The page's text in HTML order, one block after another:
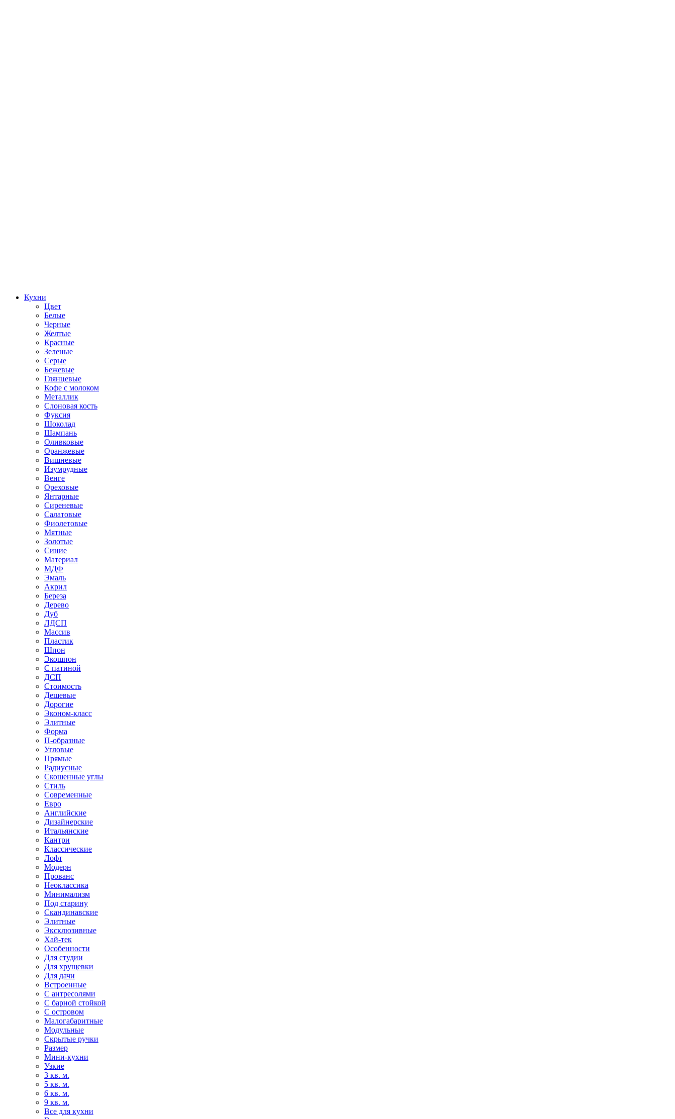
Кухни
Цвет
Белые
Черные
Желтые
Красные
Зеленые
Серые
Бежевые
Глянцевые
Кофе с молоком
Металлик
Слоновая кость
Фуксия
Шоколад
Шампань
Оливковые
Оранжевые
Вишневые
Изумрудные
Венге
Ореховые
Янтарные
Сиреневые
Салатовые
Фиолетовые
Мятные
Золотые
Синие
Материал
МДФ
Эмаль
Акрил
Береза
Дерево
Дуб
ЛДСП
Массив
Пластик
Шпон
Экошпон
С патиной
ДСП
Стоимость
Дешевые
Дорогие
Эконом-класс
Элитные
Форма
П-образные
Угловые
Прямые
Радиусные
Скошенные углы
Стиль
Современные
Евро
Английские
Дизайнерские
Итальянские
Кантри
Классические
Лофт
Модерн
Прованс
Неоклассика
Минимализм
Под старину
Скандинавские
Элитные
Эксклюзивные
Хай-тек
Особенности
Для студии
Для хрущевки
Для дачи
Встроенные
С антресолями
С барной стойкой
С островом
Малогабаритные
Модульные
Скрытые ручки
Размер
Мини-кухни
Узкие
3 кв. м.
5 кв. м.
6 кв. м.
9 кв. м.
Все для кухни